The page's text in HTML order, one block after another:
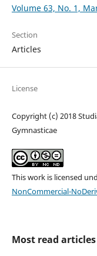
Volume 63, No. 1,
Section
Articles
License
Copyright (c) 2018
Gymnasticae
This work is licensed
NonCommercial-
Most read